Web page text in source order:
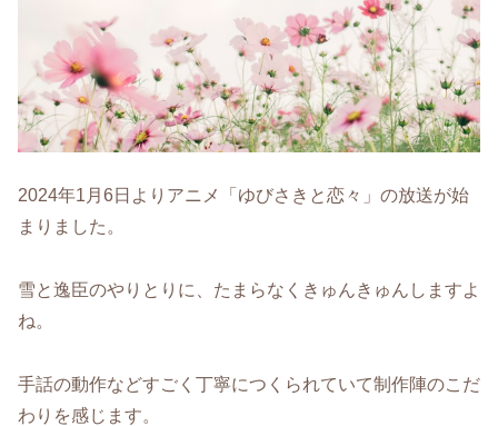
2024年1月6日よりアニメ「ゆびさきと恋々」の放送が始
まりました。
雪と逸臣のやりとりに、たまらなくきゅんきゅんしますよ
ね。
手話の動作などすごく丁寧につくられていて制作陣のこだ
わりを感じます。